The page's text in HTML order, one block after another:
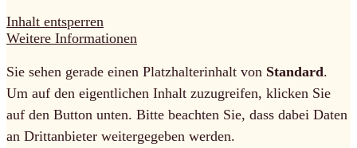
Inhalt entsperren
Weitere Informationen
Sie sehen gerade einen Platzhalterinhalt von Standard.
Um auf den eigentlichen Inhalt zuzugreifen, klicken Sie
auf den Button unten. Bitte beachten Sie, dass dabei Daten
an Drittanbieter weitergegeben werden.